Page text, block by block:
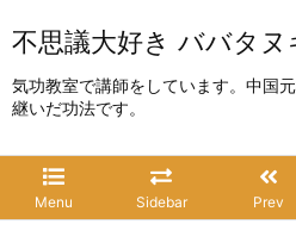
不思議大好き ババタヌ
気功教室で講師をしています。中国
継いだ功法です。
Menu Sidebar Prev